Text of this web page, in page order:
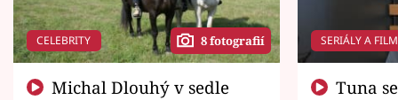
CELEBRITY 8 fotografií SERIÁLY A